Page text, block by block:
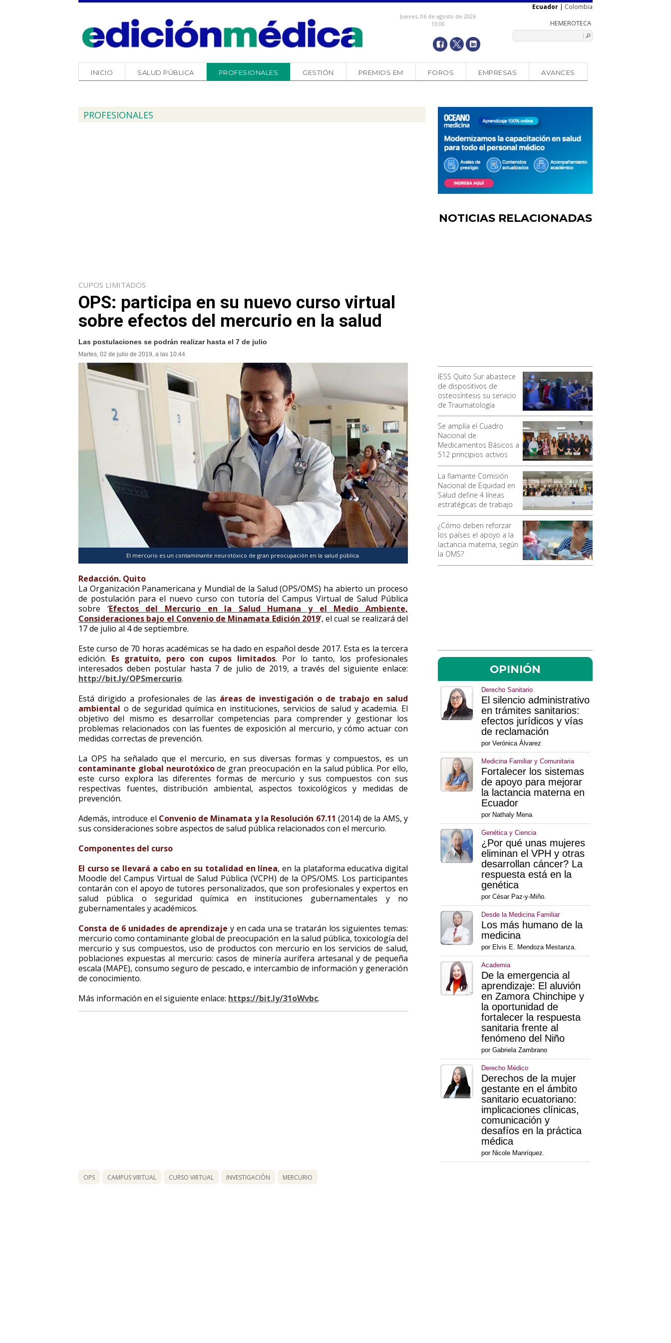
Jueves, 06 de agosto de 2026
13:00
Ecuador | Colombia
INICIO SALUD PÚBLICA PROFESIONALES GESTIÓN PREMIOS EM FOROS EMPRESAS AVANCES
NOTICIAS RELACIONADAS
IESS Quito Sur abastece
de dispositivos de
osteosíntesis su servicio
de Traumatología
Se amplía el Cuadro
Nacional de
Medicamentos Básicos a
512 principios activos
La flamante Comisión
Nacional de Equidad en
Salud define 4 líneas
estratégicas de trabajo
¿Cómo deben reforzar
los países el apoyo a la
lactancia materna, según
la OMS?
OPINIÓN
Derecho Sanitario
El silencio administrativo
en trámites sanitarios:
efectos jurídicos y vías
de reclamación
por Verónica Álvarez
Medicina Familiar y Comunitaria
Fortalecer los sistemas
de apoyo para mejorar
la lactancia materna en
Ecuador
por Nathaly Mena
Genética y Ciencia
¿Por qué unas mujeres
eliminan el VPH y otras
desarrollan cáncer? La
respuesta está en la
genética
por César Paz-y-Miño.
Desde la Medicina Familiar
Los más humano de la
medicina
por Elvis E. Mendoza Mestanza.
Academia
De la emergencia al
aprendizaje: El aluvión
en Zamora Chinchipe y
la oportunidad de
fortalecer la respuesta
sanitaria frente al
fenómeno del Niño
por Gabriela Zambrano
Derecho Médico
Derechos de la mujer
gestante en el ámbito
sanitario ecuatoriano:
implicaciones clínicas,
comunicación y
desafíos en la práctica
médica
por Nicole Manríquez.
PROFESIONALES
CUPOS LIMITADOS
OPS: participa en su nuevo curso virtual
sobre efectos del mercurio en la salud
Las postulaciones se podrán realizar hasta el 7 de julio
Martes, 02 de julio de 2019, a las 10:44
El mercurio es un contaminante neurotóxico de gran preocupación en la salud pública.
Redacción. Quito
La Organización Panamericana y Mundial de la Salud (OPS/OMS) ha abierto un proceso
de postulación para el nuevo curso con tutoría del Campus Virtual de Salud Pública
sobre ‘Efectos del Mercurio en la Salud Humana y el Medio Ambiente,
Consideraciones bajo el Convenio de Minamata Edición 2019’, el cual se realizará del
17 de julio al 4 de septiembre.
Este curso de 70 horas académicas se ha dado en español desde 2017. Esta es la tercera
edición. Es gratuito, pero con cupos limitados. Por lo tanto, los profesionales
interesados deben postular hasta 7 de julio de 2019, a través del siguiente enlace:
http://bit.ly/OPSmercurio.
Está dirigido a profesionales de las áreas de investigación o de trabajo en salud
ambiental o de seguridad química en instituciones, servicios de salud y academia. El
objetivo del mismo es desarrollar competencias para comprender y gestionar los
problemas relacionados con las fuentes de exposición al mercurio, y cómo actuar con
medidas correctas de prevención.
La OPS ha señalado que el mercurio, en sus diversas formas y compuestos, es un
contaminante global neurotóxicode gran preocupación en la salud pública. Por ello,
este curso explora las diferentes formas de mercurio y sus compuestos con sus
respectivas fuentes, distribución ambiental, aspectos toxicológicos y medidas de
prevención.
Además, introduce el Convenio de Minamata y la Resolución 67.11 (2014) de la AMS, y
sus consideraciones sobre aspectos de salud pública relacionados con el mercurio.
Componentes del curso
El curso se llevará a cabo en su totalidad en línea, en la plataforma educativa digital
Moodle del Campus Virtual de Salud Pública (VCPH) de la OPS/OMS. Los participantes
contarán con el apoyo de tutores personalizados, que son profesionales y expertos en
salud pública o seguridad química en instituciones gubernamentales y no
gubernamentales y académicos.
Consta de 6 unidades de aprendizaje y en cada una se tratarán los siguientes temas:
mercurio como contaminante global de preocupación en la salud pública, toxicología del
mercurio y sus compuestos, uso de productos con mercurio en los servicios de salud,
poblaciones expuestas al mercurio: casos de minería aurífera artesanal y de pequeña
escala (MAPE), consumo seguro de pescado, e intercambio de información y generación
de conocimiento.
Más información en el siguiente enlace: https://bit.ly/31oWvbc.
OPS CAMPUS VIRTUAL CURSO VIRTUAL INVESTIGACIÓN MERCURIO